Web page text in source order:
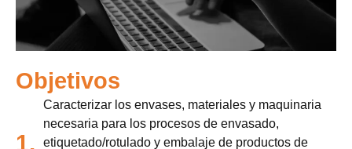
Objetivos
1.
Caracterizar los envases, materiales y maquinaria
necesaria para los procesos de envasado,
etiquetado/rotulado y embalaje de productos de